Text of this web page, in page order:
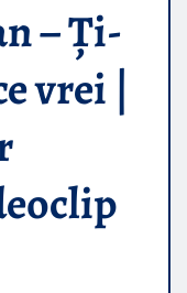
– Ți-
vrei |